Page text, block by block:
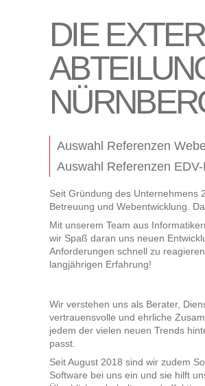
DIE
Auswahl Referenzen
Auswahl Referenzen
Seit Gründung des Unternehmens
Betreuung und Webentwicklung.
Mit unserem Team aus
wir Spaß daran uns neuen
Anforderungen schnell zu
langjährigen Erfahrung!
Wir verstehen uns als Berater,
vertrauensvolle und ehrliche
jedem der vielen neuen Trends
passt.
Seit August 2018 sind wir zudem
Software bei uns ein und sie hilft